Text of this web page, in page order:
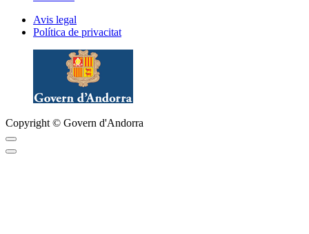
Avis legal
Política de privacitat
Copyright © Govern d'Andorra